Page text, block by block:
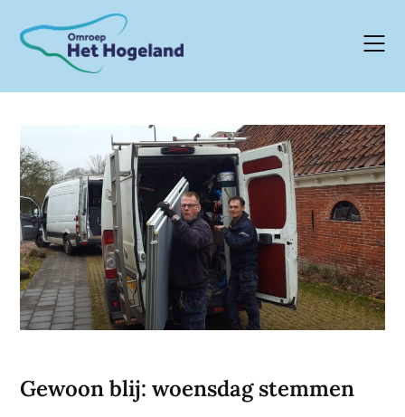
content
Gewoon blij: woensdag stemmen